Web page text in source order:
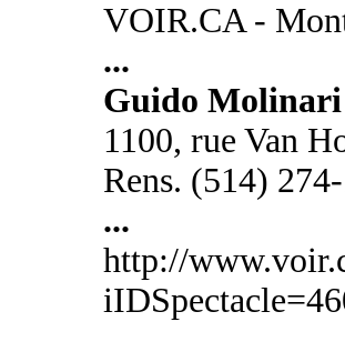
VOIR.CA -
...
Guido Molinari
1100, rue Van
Rens. (514)
...
http://